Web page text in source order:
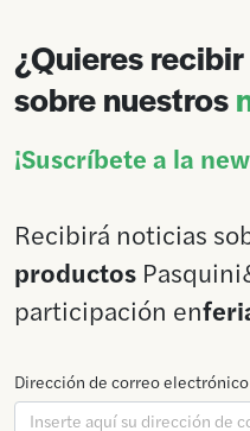
¿Quieres
sobre nuestros
¡Suscríbete a la
Recibirá noticias
productos
participación en
Dirección de correo